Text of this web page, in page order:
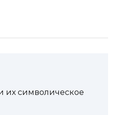
их символическое